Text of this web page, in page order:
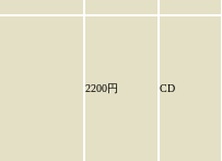
2200円 CD